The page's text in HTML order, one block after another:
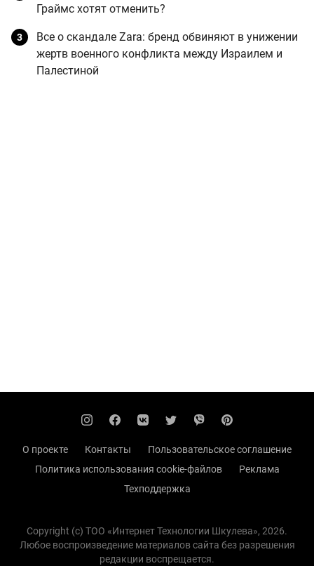
Граймс хотят отменить?
Все о скандале Zara: бренд обвиняют в унижении
жертв военного конфликта между Израилем и
Палестиной
О проекте Контакты
Пользовательское соглашение
Политика использования cookie-файлов
Реклама
Техподдержка
Copyright (с) TOO «Интернет Технологии Шкулева», 2026.
Любое воспроизведение материалов сайта без разрешения
редакции воспрещается.